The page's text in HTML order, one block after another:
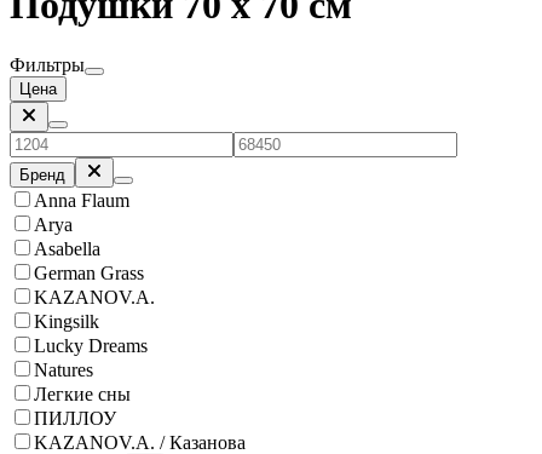
Фильтры
Цена
Бренд
Anna Flaum
Arya
Asabella
German Grass
KAZANOV.A.
Kingsilk
Lucky Dreams
Natures
Легкие сны
ПИЛЛОУ
KAZANOV.A. / Казанова